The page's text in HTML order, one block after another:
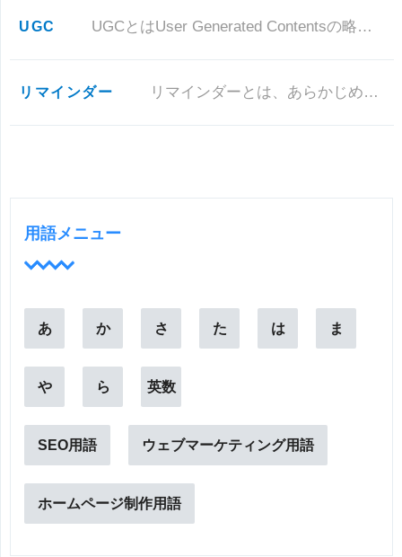
UGC UGCとはUser Generated Contentsの略で、ユーザーによって成りっ立っているコンテンツ、サービスのこ
リマインダー リマインダーとは、あらかじめ設定した日時にメールを送信したり、予定をアラートで教えてくれたり、パスワードを紛失してしまっ
用語メニュー
あ か さ た は ま
や ら 英数
SEO用語 ウェブマーケティング用語
ホームページ制作用語